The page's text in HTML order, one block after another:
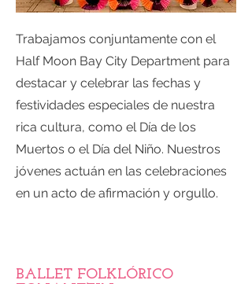
Trabajamos conjuntamente con el
Half Moon Bay City Department para
destacar y celebrar las fechas y
festividades especiales de nuestra
rica cultura, como el Día de los
Muertos o el Día del Niño. Nuestros
jóvenes actuán en las celebraciones
en un acto de afirmación y orgullo.
BALLET FOLKLÓRICO